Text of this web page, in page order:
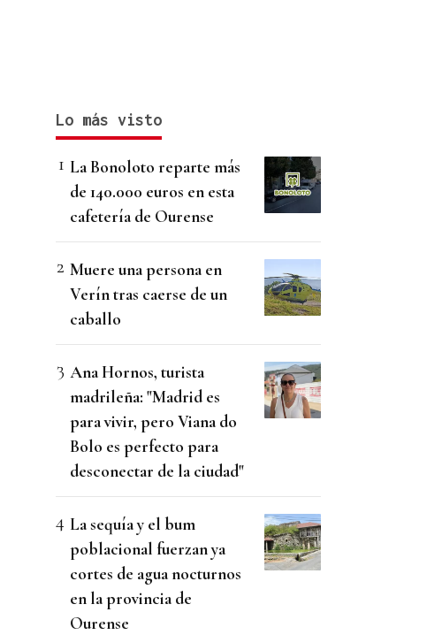
Lo más visto
La Bonoloto reparte más
de 140.000 euros en esta
cafetería de Ourense
Muere una persona en
Verín tras caerse de un
caballo
Ana Hornos, turista
madrileña: "Madrid es
para vivir, pero Viana do
Bolo es perfecto para
desconectar de la ciudad"
La sequía y el bum
poblacional fuerzan ya
cortes de agua nocturnos
en la provincia de
Ourense